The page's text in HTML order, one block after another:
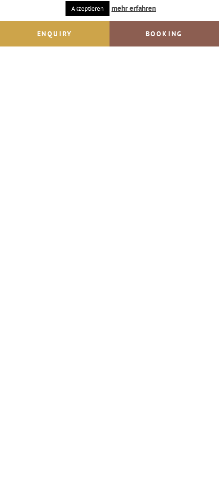
ENQUIRY BOOKING
Akzeptieren mehr erfahren